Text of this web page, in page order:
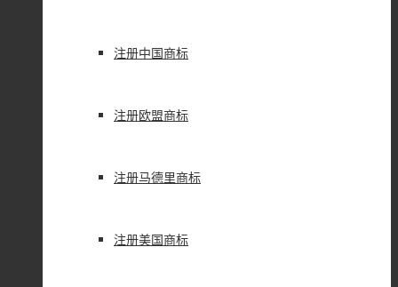
注册中国商标
注册欧盟商标
注册马德里商标
注册美国商标